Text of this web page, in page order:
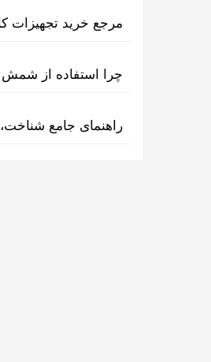
مرجع خرید تجهیزات
چرا استفاده از شمش
راهنمای جامع